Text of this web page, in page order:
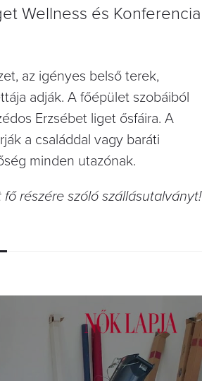
Wellness és Konferencia
az igényes belső terek,
adják. A főépület szobáiból
Erzsébet liget ősfáira. A
a családdal vagy baráti
minden utazónak.
részére szóló szállásutalványt!